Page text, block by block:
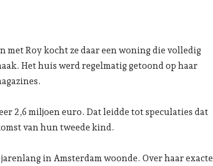
met Roy kocht ze daar een woning die volledig
Het huis werd regelmatig getoond op haar
2,6 miljoen euro. Dat leidde tot speculaties dat
van hun tweede kind.
in Amsterdam woonde. Over haar exacte